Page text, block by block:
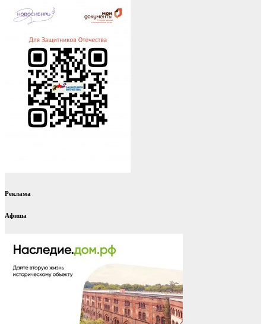
Реклама
Афиша